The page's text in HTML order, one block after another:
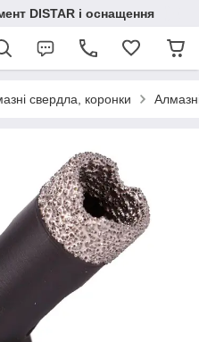
DISTAR і оснащення
свердла, коронки